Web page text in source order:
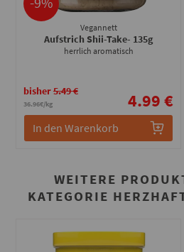
Vegannett
Aufstrich Shii-Take- 135g
herrlich aromatisch
36.96€/kg
bisher5.49 € 4.99 €
In den Warenkorb
WEITERE
KATEGORIE